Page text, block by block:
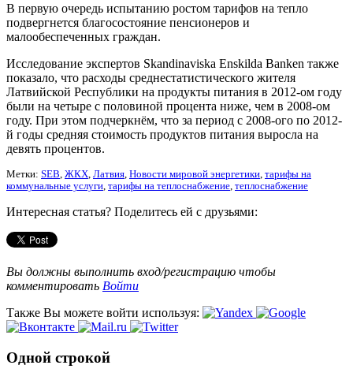
В первую очередь испытанию ростом тарифов на тепло
подвергнется благосостояние пенсионеров и
малообеспеченных граждан.
Исследование экспертов Skandinaviska Enskilda Banken также
показало, что расходы среднестатистического жителя
Латвийской Республики на продукты питания в 2012-ом году
были на четыре с половиной процента ниже, чем в 2008-ом
году. При этом подчеркнём, что за период с 2008-ого по 2012-
й годы средняя стоимость продуктов питания выросла на
девять процентов.
Метки: SEB, ЖКХ, Латвия, Новости мировой энергетики, тарифы на
коммунальные услуги, тарифы на теплоснабжение, теплоснабжение
Интересная статья? Поделитесь ей с друзьями:
Вы должны выполнить вход/регистрацию чтобы
комментировать Войти
Также Вы можете войти используя:
Одной строкой